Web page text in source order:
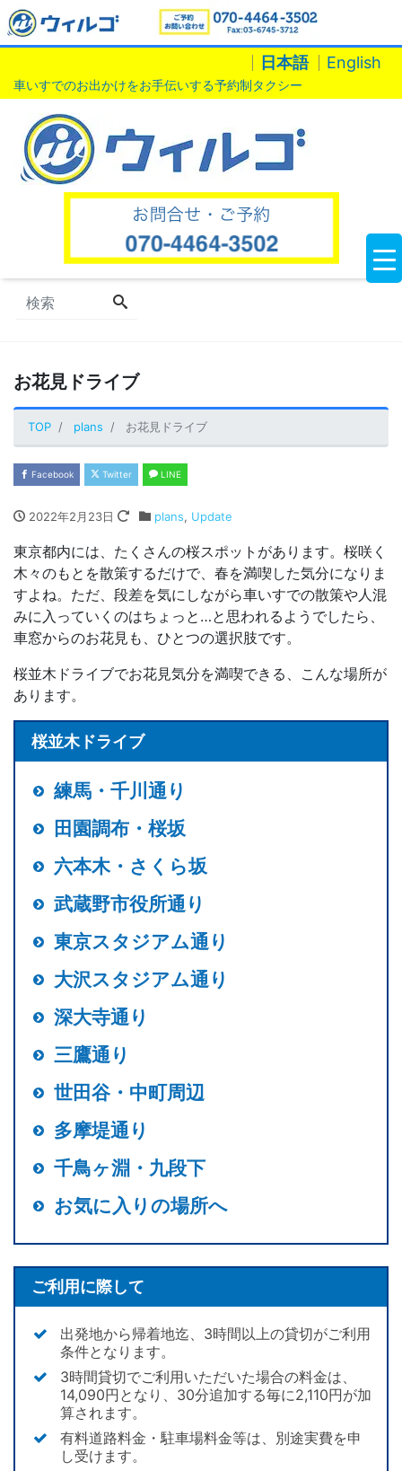
日本語 English
車いすでのお出かけをお手伝いする予約制タクシー
お花見ドライブ
TOP plans お花見ドライブ
Facebook Twitter LINE
2022年2月23日 plans, Update
東京都内には、たくさんの桜スポットがあります。桜咲く
木々のもとを散策するだけで、春を満喫した気分になりま
すよね。ただ、段差を気にしながら車いすでの散策や人混
みに入っていくのはちょっと…と思われるようでしたら、
車窓からのお花見も、ひとつの選択肢です。
桜並木ドライブでお花見気分を満喫できる、こんな場所が
あります。
桜並木ドライブ
練馬・千川通り
田園調布・桜坂
六本木・さくら坂
武蔵野市役所通り
東京スタジアム通り
大沢スタジアム通り
深大寺通り
三鷹通り
世田谷・中町周辺
多摩堤通り
千鳥ヶ淵・九段下
お気に入りの場所へ
ご利用に際して
出発地から帰着地迄、3時間以上の貸切がご利用
条件となります。
3時間貸切でご利用いただいた場合の料金は、
14,090円となり、30分追加する毎に2,110円が加
算されます。
有料道路料金・駐車場料金等は、別途実費を申
し受けます。